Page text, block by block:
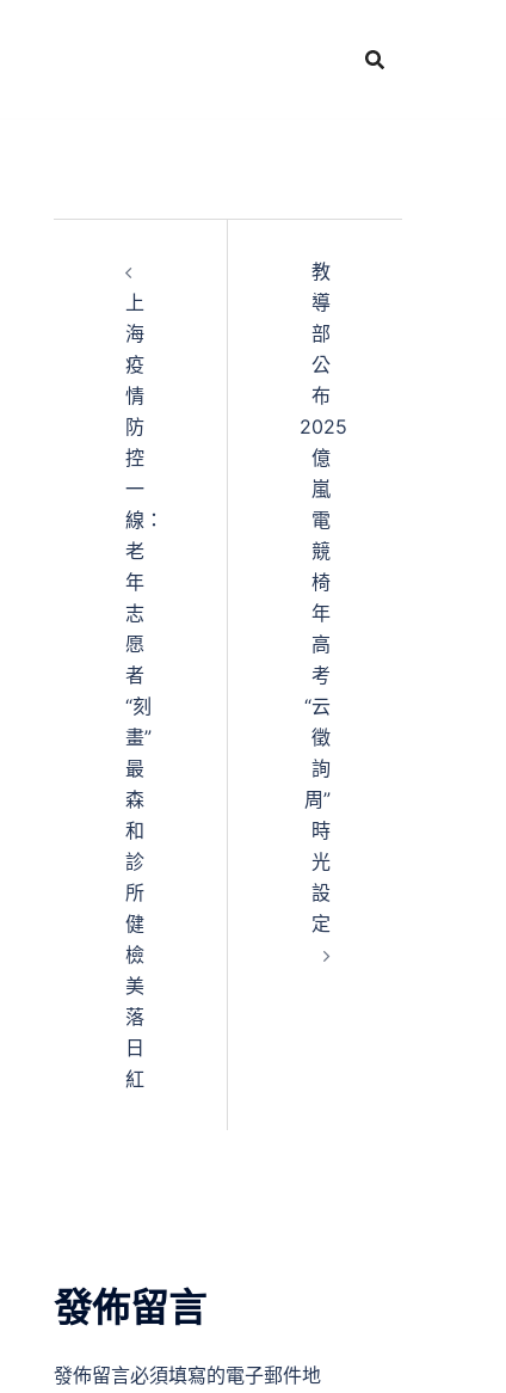
上
海
疫
情
防
控
一
線：
老
年
志
愿
者
“刻
畫”
最
森
和
診
所
健
檢
美
落
日
紅
教
導
部
公
布
2025
億
嵐
電
競
椅
年
高
考
“云
徵
詢
周”
時
光
設
定
發佈留言
發佈留言必須填寫的電子郵件地